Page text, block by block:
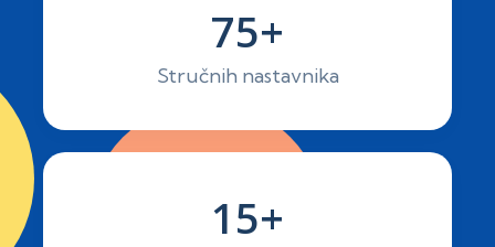
75+
Stručnih nastavnika
15+